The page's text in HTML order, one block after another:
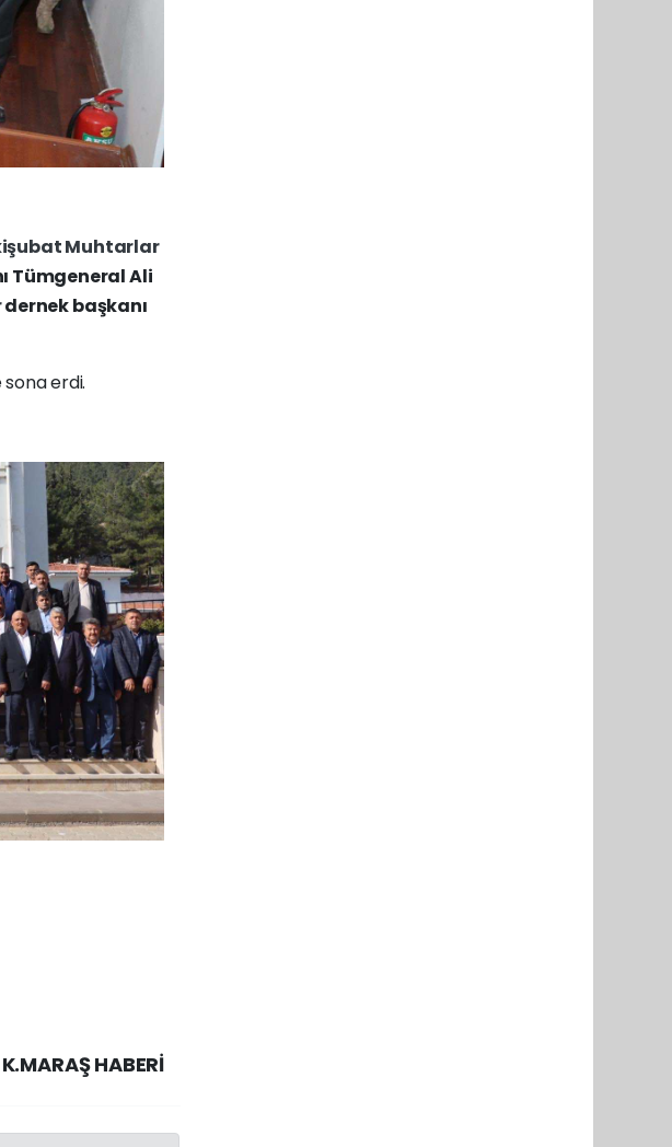
Muhtarlar
Tümgeneral Ali
dernek başkanı
erdi.
K.MARAŞ HABERİ